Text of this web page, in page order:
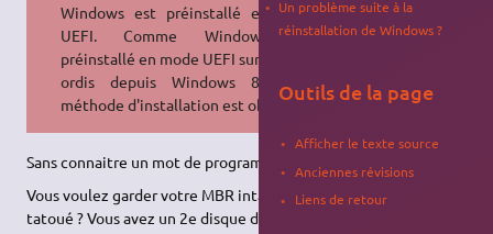
Windows est préinstallé en mode
UEFI. Comme Windows est
préinstallé en mode UEFI sur tous les
ordis depuis Windows 8, cette
méthode d'installation est obsolète.
Sans connaitre un mot de programmation voir en fin de page !
Vous voulez garder votre MBR intact ? Vous avez un ordinateur
tatoué ? Vous avez un 2e disque dur ?
Un problème suite à la
réinstallation de Windows ?
Outils de la page
Afficher le texte source
Anciennes révisions
Liens de retour